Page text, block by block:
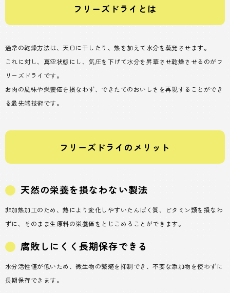
フリーズドライとは
通常の乾燥方法は、天日に干したり、熱を加えて水分を蒸発させます。
これに対し、真空状態にし、気圧を下げて水分を昇華させ乾燥させるのがフ
リーズドライです。
お肉の風味や栄養価を損なわず、できたてのおいしさを再現することができ
る最先端技術です。
フリーズドライのメリット
天然の栄養を損なわない製法
非加熱加工のため、熱により変化しやすいたんぱく質、ビタミン類を損なわ
ずに、そのまま生原料の栄養価をとじこめることができます。
腐敗しにくく長期保存できる
水分活性値が低いため、微生物の繁殖を抑制でき、不要な添加物を使わずに
長期保存できます。